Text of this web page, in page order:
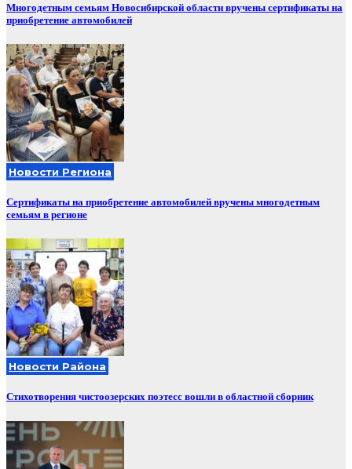
Многодетным семьям Новосибирской области вручены сертификаты на
приобретение автомобилей
Новости Региона
Сертификаты на приобретение автомобилей вручены многодетным
семьям в регионе
Новости Района
Стихотворения чистоозерских поэтесс вошли в областной сборник